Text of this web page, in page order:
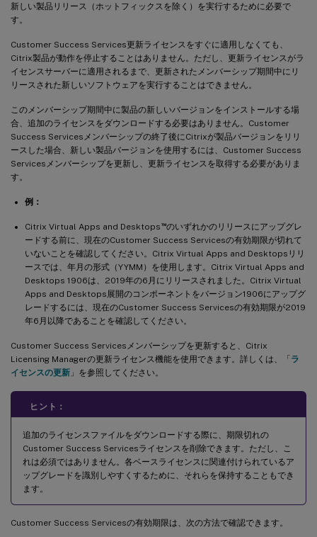
新しい製品リリース（ホットフィックスを除く）を実行するために必要で
す。
Customer Success Services更新ライセンスをすぐに適用しなくても、
Citrix製品が動作を停止することはありません。ただし、更新ライセンスがラ
イセンスサーバーに適用されるまで、更新されたメンバーシップ期間中にリ
リースされた新しいソフトウェアを実行することはできません。
このメンバーシップ期間中に製品の新しいバージョンをインストールする場
合、追加のライセンスをダウンロードする必要はありません。Customer
Success Servicesメンバーシップの終了後にCitrixが製品バージョンをリリ
ースした場合、新しい製品バージョンを使用するには、Customer Success
Servicesメンバーシップを更新し、更新ライセンスを取得する必要がありま
す。
例：
Citrix Virtual Apps and Desktops ™のいずれかのリリースにアップグレ
ードする前に、現在のCustomer Success Servicesの有効期限が切れて
いないことを確認してください。Citrix Virtual Apps and Desktopsリリ
ースでは、年月の形式（YYMM）を使用します。Citrix Virtual Apps and
Desktops 1906は、2019年の6月にリリースされました。Citrix Virtual
Apps and Desktops展開のコンポーネントをバージョン1906にアップグ
レードするには、現在のCustomer Success Servicesの有効期限が2019
年6月以降であることを確認してください。
Customer Success Servicesメンバーシップを更新すると、Citrix
Licensing Managerの更新ライセンス機能を使用できます。詳しくは、「ラ
イセンスの更新 」を参照してください。
ヒント：
追加のライセンスファイルをダウンロードする際に、期限切れの
Customer Success Servicesライセンスを削除できます。ただし、こ
れは必須ではありません。各ベースライセンスに関連付けられているア
ップグレードを識別しやすくするために、それらを保持することもでき
ます。
Customer Success Servicesの有効期限は、次の方法で確認できます。